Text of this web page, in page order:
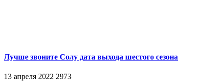
Лучше звоните Солу дата выхода шестого сезона
13 апреля 2022 2973